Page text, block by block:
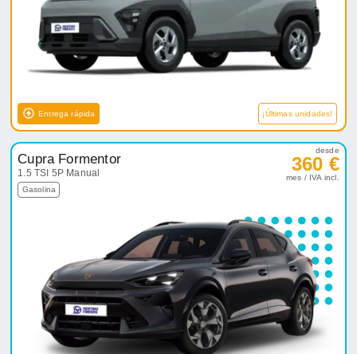
Entrega rápida ¡Últimas unidades!
Cupra Formentor
1.5 TSI 5P Manual
Gasolina
desde
360 €
mes / IVA incl.